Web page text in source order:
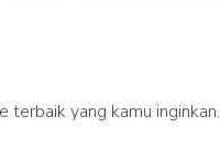
yang kamu inginkan.